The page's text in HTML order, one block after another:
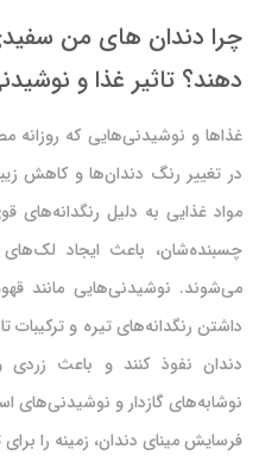
چرا دندان های من
دهند؟ تاثیر غذا و
غذاها و نوشیدنی‌هایی که
در تغییر رنگ دندان‌ها و کاهش
مواد غذایی به دلیل رنگدانه‌های
چسبنده‌شان، باعث ایجاد
می‌شوند. نوشیدنی‌هایی مانند
داشتن رنگدانه‌های تیره و ترکیبات
دندان نفوذ کنند و باعث
فرسایش مینای دندان، زمینه را